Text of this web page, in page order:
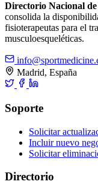
Directorio Nacional
consolida la
fisioterapeutas para el
musculoesqueléticas.
Madrid, España
Soporte
Solicitar
Incluir nuevo
Solicitar
Directorio